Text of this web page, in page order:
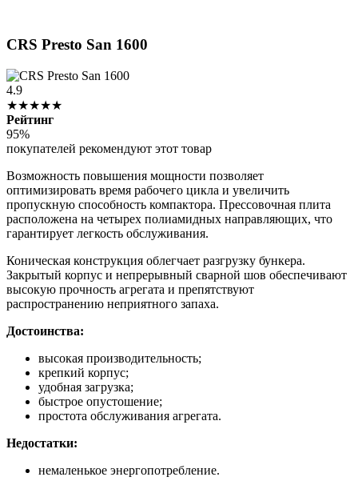
CRS Presto San 1600
4.9
★★★★★
Рейтинг
95%
покупателей рекомендуют этот товар
Возможность повышения мощности позволяет
оптимизировать время рабочего цикла и увеличить
пропускную способность компактора. Прессовочная плита
расположена на четырех полиамидных направляющих, что
гарантирует легкость обслуживания.
Коническая конструкция облегчает разгрузку бункера.
Закрытый корпус и непрерывный сварной шов обеспечивают
высокую прочность агрегата и препятствуют
распространению неприятного запаха.
Достоинства:
высокая производительность;
крепкий корпус;
удобная загрузка;
быстрое опустошение;
простота обслуживания агрегата.
Недостатки:
немаленькое энергопотребление.